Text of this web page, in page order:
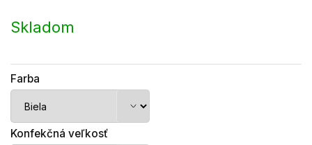
cena:
Skladom
Farba
Konfekčná veľkosť